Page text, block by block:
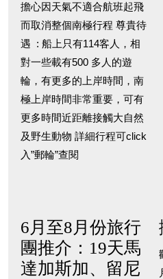
擔心因天氣不適合航班起飛
而取消整個南極行程 尊貴待
遇 : 船上只有114客人，相
對一些載有500 多人的遊
輪，有更多的上岸時間，南
極上岸時間非常重要，可有
更多時間近距離接觸大自然
及野生動物 詳細行程可click
入”郵輪”查閱
6月至8月份旅行
團推介：19天馬
達加斯加、留尼